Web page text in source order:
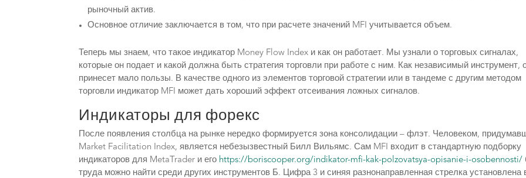
рыночный актив.
Основное отличие заключается в том, что при расчете значений MFI учитывается объем.
Теперь мы знаем, что такое индикатор Money Flow Index и как он работает. Мы узнали о торговых сигналах,
которые он подает и какой должна быть стратегия торговли при работе с ним. Как независимый инструмент,
принесет мало пользы. В качестве одного из элементов торговой стратегии или в тандеме с другим методом
торговли индикатор MFI может дать хороший эффект отсеивания ложных сигналов.
Индикаторы для форекс
После появления столбца на рынке нередко формируется зона консолидации – флэт. Человеком,
Market Facilitation Index, является небезызвестный Билл Вильямс. Сам MFI входит в стандартную подборку
индикаторов для MetaTrader и его https://boriscooper.org/indikator-mfi-kak-polzovatsya-opisanie-i-osobennosti/
труда можно найти среди других инструментов Б. Цифра 3 и синяя разнонаправленная стрелка установлена